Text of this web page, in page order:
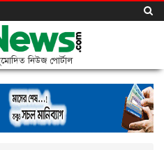
নিউজ পোর্টাল